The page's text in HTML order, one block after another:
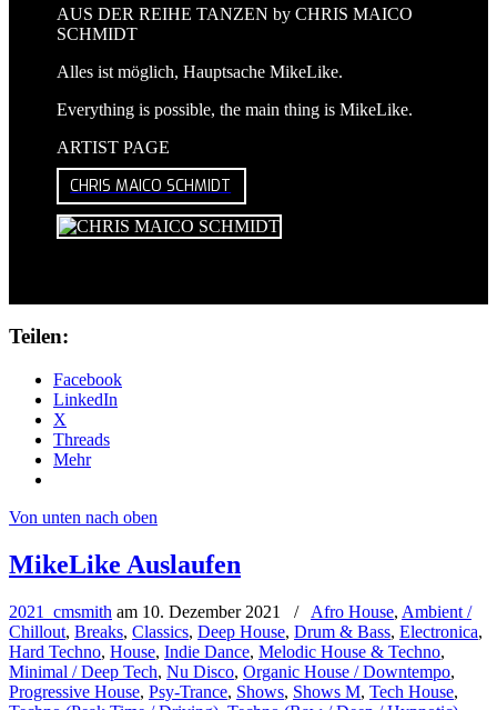
AUS DER REIHE TANZEN by CHRIS MAICO
SCHMIDT
Alles ist möglich, Hauptsache MikeLike.
Everything is possible, the main thing is MikeLike.
ARTIST PAGE
CHRIS MAICO SCHMIDT
Teilen:
Facebook
LinkedIn
X
Threads
Mehr
Von unten nach oben
MikeLike Auslaufen
2021_cmsmith am 10. Dezember 2021 / Afro House, Ambient /
Chillout, Breaks, Classics, Deep House, Drum & Bass, Electronica,
Hard Techno, House, Indie Dance, Melodic House & Techno,
Minimal / Deep Tech, Nu Disco, Organic House / Downtempo,
Progressive House, Psy-Trance, Shows, Shows M, Tech House,